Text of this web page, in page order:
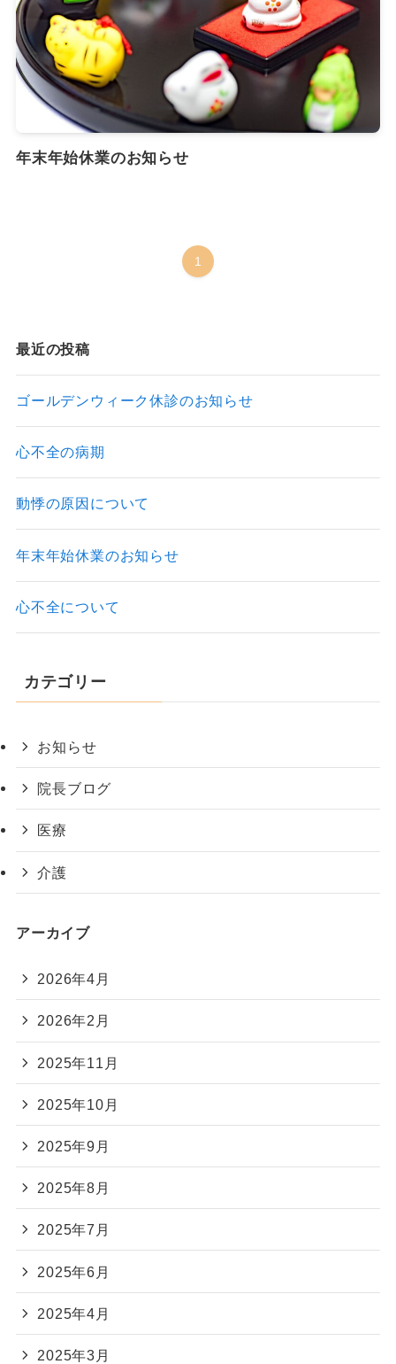
年末年始休業のお知らせ
1
最近の投稿
ゴールデンウィーク休診のお知らせ
心不全の病期
動悸の原因について
年末年始休業のお知らせ
心不全について
カテゴリー
お知らせ
院長ブログ
医療
介護
アーカイブ
2026年4月
2026年2月
2025年11月
2025年10月
2025年9月
2025年8月
2025年7月
2025年6月
2025年4月
2025年3月